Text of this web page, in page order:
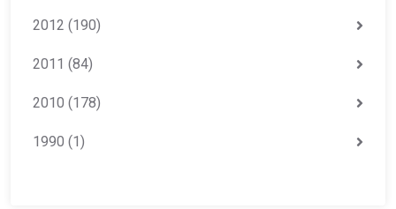
2012 (190)
2011 (84)
2010 (178)
1990 (1)